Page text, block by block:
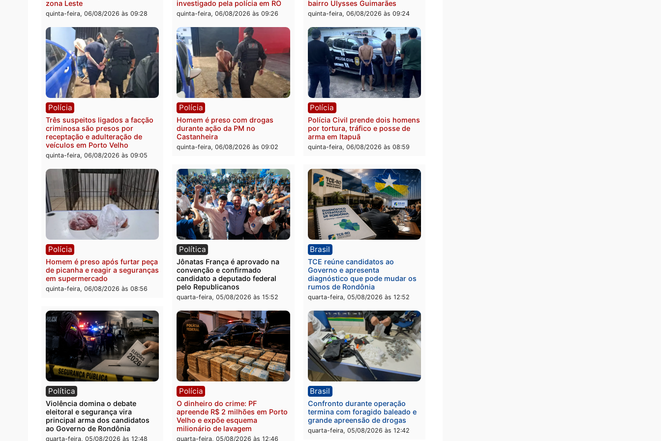
Polícia
Policiais militares recuperam
moto furtada e prendem trio na
zona Leste
Polícia
Jovem é encontrado morto na
Rua dos Cravos e caso é
investigado pela polícia em RO
Polícia
Homem é esfaqueado no tórax
durante briga com vizinho no
bairro Ulysses Guimarães
Polícia
Três suspeitos ligados a facção
criminosa são presos por
quinta-feira, 06/08/2026 às 09:05
Polícia
Homem é preso com drogas
durante ação da PM no
Castanheira
quinta-feira, 06/08/2026 às 09:02
Polícia
Polícia Civil prende dois homens
por tortura, tráfico e posse de
arma em Itapuã
quinta-feira, 06/08/2026 às 08:59
Polícia
Homem é preso após furtar peça
Política
Jônatas França é aprovado na
Brasil